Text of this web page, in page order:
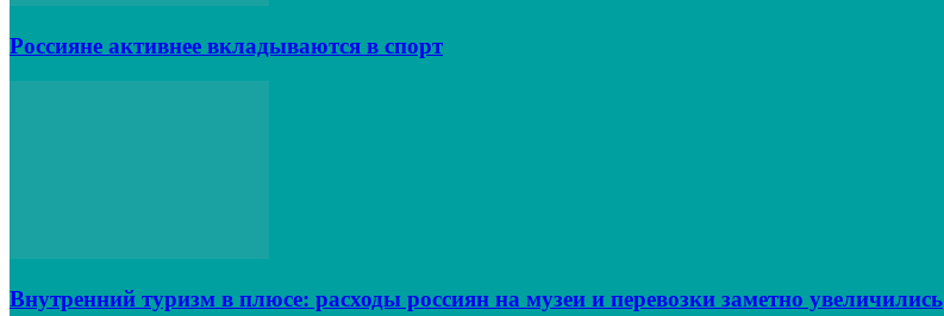
Россияне активнее вкладываются в спорт
Внутренний туризм в плюсе: расходы россиян на музеи и перевозки заметно увеличились